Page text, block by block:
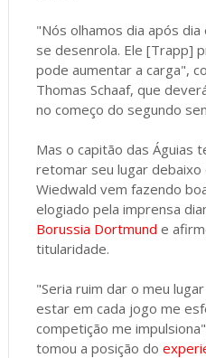
"Nós olhamos dia após
se desenrola. Ele [Trapp]
pode aumentar a carga",
Thomas Schaaf, que
no começo do segundo
Mas o capitão das Águias
retomar seu lugar
Wiedwald vem fazendo
elogiado pela imprensa
Borussia Dortmund e
titularidade.
"Seria ruim dar o meu
estar em cada jogo me
competição me
tomou a posição do